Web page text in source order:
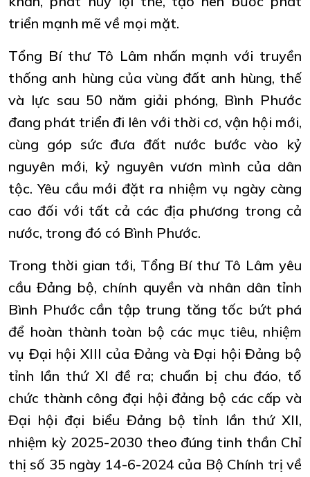
triển mạnh mẽ về mọi mặt.
Tổng Bí thư Tô Lâm nhấn mạnh với truyền
thống anh hùng của vùng đất anh hùng, thế
và lực sau 50 năm giải phóng, Bình Phước
đang phát triển đi lên với thời cơ, vận hội mới,
cùng góp sức đưa đất nước bước vào kỷ
nguyên mới, kỷ nguyên vươn mình của dân
tộc. Yêu cầu mới đặt ra nhiệm vụ ngày càng
cao đối với tất cả các địa phương trong cả
nước, trong đó có Bình Phước.
Trong thời gian tới, Tổng Bí thư Tô Lâm yêu
cầu Đảng bộ, chính quyền và nhân dân tỉnh
Bình Phước cần tập trung tăng tốc bứt phá
để hoàn thành toàn bộ các mục tiêu, nhiệm
vụ Đại hội XIII của Đảng và Đại hội Đảng bộ
tỉnh lần thứ XI đề ra; chuẩn bị chu đáo, tổ
chức thành công đại hội đảng bộ các cấp và
Đại hội đại biểu Đảng bộ tỉnh lần thứ XII,
nhiệm kỳ 2025-2030 theo đúng tinh thần Chỉ
thị số 35 ngày 14-6-2024 của Bộ Chính trị về